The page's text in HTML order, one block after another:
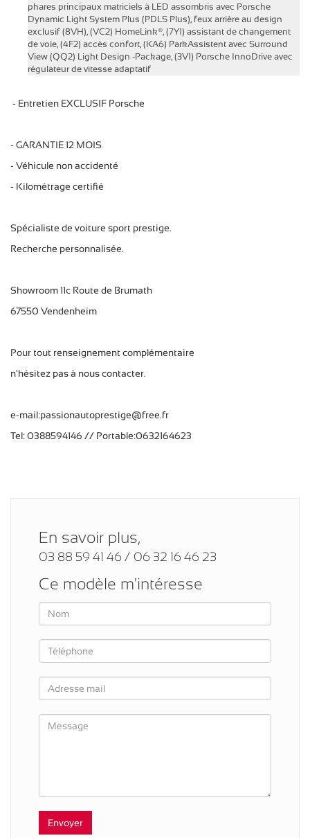
phares principaux matriciels à LED assombris avec Porsche
Dynamic Light System Plus (PDLS Plus), feux arrière au design
exclusif (8VH), (VC2) HomeLink®, (7Y1) assistant de changement
de voie, (4F2) accès confort, (KA6) ParkAssistent avec Surround
View (QQ2) Light Design -Package, (3V1) Porsche InnoDrive avec
régulateur de vitesse adaptatif
- Entretien EXCLUSIF Porsche
- GARANTIE 12 MOIS
- Véhicule non accidenté
- Kilométrage certifié
Spécialiste de voiture sport prestige.
Recherche personnalisée.
Showroom 11c Route de Brumath
67550 Vendenheim
Pour tout renseignement complémentaire
n'hésitez pas à nous contacter.
e-mail:passionautoprestige@free.fr
Tel: 0388594146 // Portable:0632164623
En savoir plus,
03 88 59 41 46 / 06 32 16 46 23
Ce modèle m'intéresse